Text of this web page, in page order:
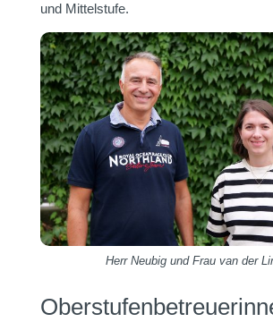
und Mittelstufe.
Herr Neubig und Frau van der